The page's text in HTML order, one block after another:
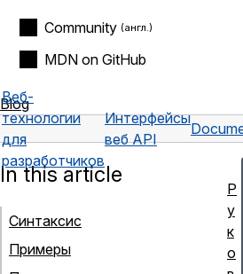
Community
MDN on GitHub
Blog
Веб-
технологии
для
разработчиков
Интерфейсы
веб API
In this article
Синтаксис
Примеры
Р
у
к
о